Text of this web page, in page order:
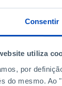
Consentir
utiliza
por
do mesmo. Ao